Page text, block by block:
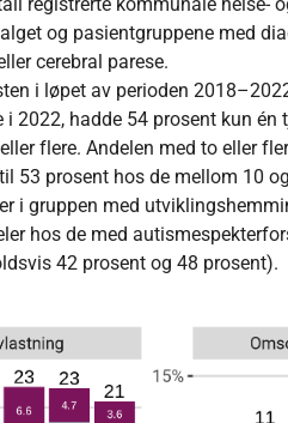
og pasientgruppene med
cerebral parese.
i løpet av perioden
2022, hadde 54 prosent kun én
flere. Andelen med to eller
53 prosent hos de mellom 10
i gruppen med
hos de med
42 prosent og 48 prosent).